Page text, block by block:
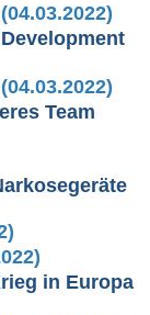
(04.03.2022)
(04.03.2022)
Team
in Europa